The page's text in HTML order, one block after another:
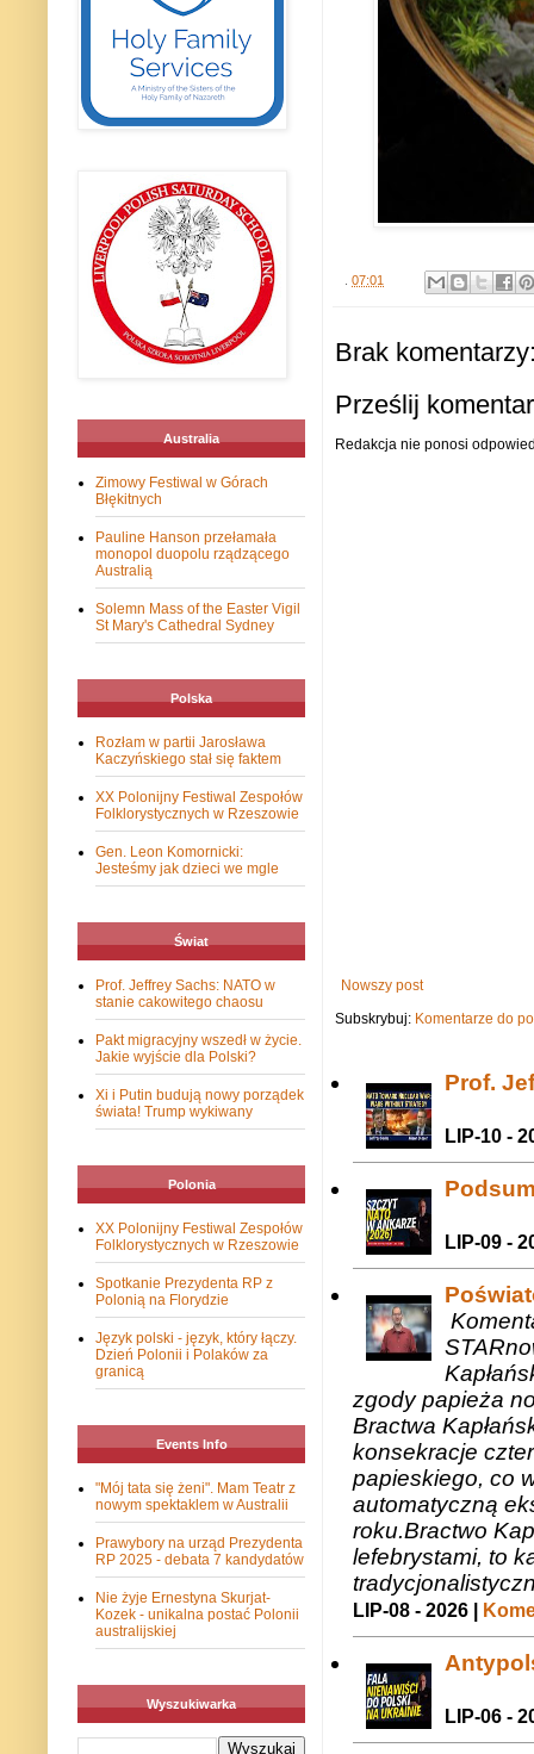
. 07:01
Brak
Prześlij
Redakcja nie ponosi
Nowszy post
Subskrybuj: Komentarze do
Prof.
LIP-10 -
LIP-09 -
zgody papieża
Bractwa
konsekracje
papieskiego, co
automatyczną
roku.Bractwo
lefebrystami, to
LIP-08 - 2026 |
LIP-06 -
Australia
Zimowy Festiwal w Górach
Błękitnych
Pauline Hanson przełamała
monopol duopolu rządzącego
Australią
Solemn Mass of the Easter Vigil
St Mary's Cathedral Sydney
Polska
Rozłam w partii Jarosława
Kaczyńskiego stał się faktem
XX Polonijny Festiwal Zespołów
Folklorystycznych w Rzeszowie
Gen. Leon Komornicki:
Jesteśmy jak dzieci we mgle
Świat
Prof. Jeffrey Sachs: NATO w
stanie cakowitego chaosu
Pakt migracyjny wszedł w życie.
Jakie wyjście dla Polski?
Xi i Putin budują nowy porządek
świata! Trump wykiwany
Polonia
XX Polonijny Festiwal Zespołów
Folklorystycznych w Rzeszowie
Spotkanie Prezydenta RP z
Polonią na Florydzie
Język polski - język, który łączy.
Dzień Polonii i Polaków za
granicą
Events Info
"Mój tata się żeni". Mam Teatr z
nowym spektaklem w Australii
Prawybory na urząd Prezydenta
RP 2025 - debata 7 kandydatów
Nie żyje Ernestyna Skurjat-
Kozek - unikalna postać Polonii
australijskiej
Wyszukiwarka